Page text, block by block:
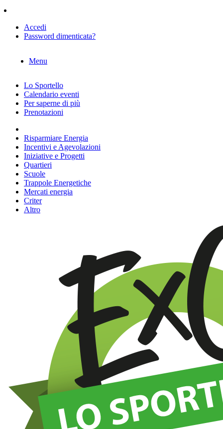
Accedi
Password dimenticata?
Menu
Lo Sportello
Calendario eventi
Per saperne di più
Prenotazioni
Risparmiare Energia
Incentivi e Agevolazioni
Iniziative e Progetti
Quartieri
Scuole
Trappole Energetiche
Mercati energia
Criter
Altro